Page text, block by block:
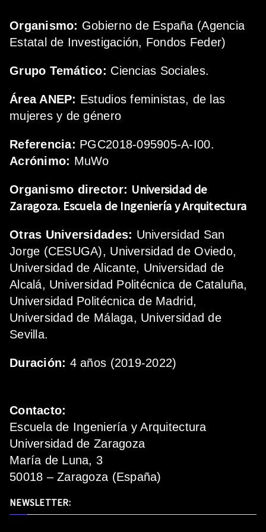
Organismo: Gobierno de España (Agencia
Estatal de Investigación, Fondos Feder)
Grupo Temático: Ciencias Sociales.
Área ANEP: Estudios feministas, de las
mujeres y de género
Referencia: PGC2018-095905-A-I00.
Acrónimo: MuWo
Organismo director: Universidad de
Zaragoza. Escuela de Ingeniería y Arquitectura
Otras Universidades: Universidad San
Jorge (CESUGA), Universidad de Oviedo,
Universidad de Alicante, Universidad de
Alcalá, Universidad Politécnica de Cataluña,
Universidad Politécnica de Madrid,
Universidad de Málaga, Universidad de
Sevilla.
Duración: 4 años (2019-2022)
Contacto:
Escuela de Ingeniería y Arquitectura
Universidad de Zaragoza
María de Luna, 3
50018 – Zaragoza (España)
NEWSLETTER: